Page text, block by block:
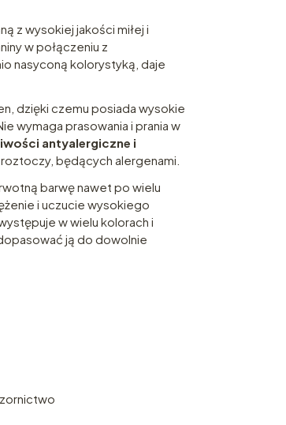
z wysokiej jakości miłej i
w połączeniu z
nasyconą kolorystyką, daje
dzięki czemu posiada wysokie
wymaga prasowania i prania w
antyalergiczne i
roztoczy, będących alergenami.
barwę nawet po wielu
i uczucie wysokiego
w wielu kolorach i
ją do dowolnie